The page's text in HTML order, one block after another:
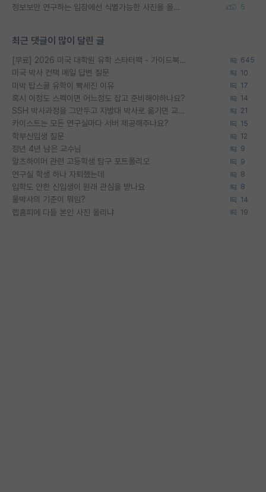
정보보안 연구하는 입장에선 식별가능한 사진을 올리는건 비추이긴함 5
최근 댓글이 많이 달린 글
[무료] 2026 미국 대학원 유학 스타터팩 - 가이드북 & 합격자 컨택메일 템플릿 645
미국 박사 컨택 메일 답변 질문 10
미박 탑스쿨 유학이 빡세진 이유 17
혹시 이정도 스펙이면 어느정도 잡고 준비해야하나요? 14
SSH 박사과정을 그만두고 지방대 박사로 옮기면 교수의 꿈은 끝일까요? 21
카이스트는 모든 연구실마다 서버 제공해주나요? 15
학부신입생 질문 12
정년 4년 남은 교수님 9
알츠하이머 관련 고등학생 탐구 포트폴리오 9
연구실 학생 하나 자퇴했는데 8
입학도 안한 신입생이 원래 관심을 받나요 8
물박사의 기준이 뭐임? 14
랩홈피에 다들 본인 사진 올리냐 19